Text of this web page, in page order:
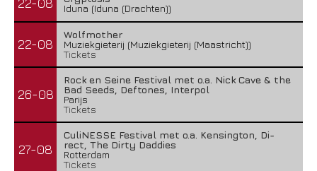
22-08
Iduna (Iduna (Drachten))
22-08
Wolfmother
Muziekgieterij (Muziekgieterij (Maastricht))
Tickets
26-08
Rock en Seine Festival met o.a. Nick Cave & the
Bad Seeds, Deftones, Interpol
Parijs
Tickets
27-08
CuliNESSE Festival met o.a. Kensington, Di-
rect, The Dirty Daddies
Rotterdam
Tickets